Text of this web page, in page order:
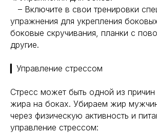
– Включите в свои тренировки
упражнения для укрепления
боковые скручивания, планки с
другие.
▎Управление стрессом
Стресс может быть одной из причин
жира на боках. Убираем жир
через физическую активность и
управление стрессом: